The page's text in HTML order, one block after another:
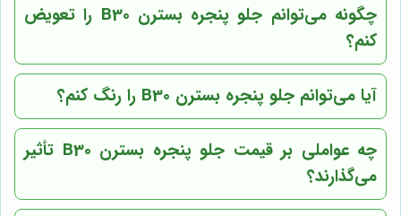
چگونه می‌توانم جلو پنجره بسترن B30 را تعویض
کنم؟
آیا می‌توانم جلو پنجره بسترن B30 را رنگ کنم؟
چه عواملی بر قیمت جلو پنجره بسترن B30 تأثیر
می‌گذارند؟